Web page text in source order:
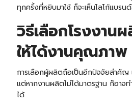
ทุกครั้งที่หยิบมาใช้ ก็จะเห็นโลโก้แบรน
วิธีเลือกโรงงาน
ให้ได้งานคุณภาพ
การเลือกผู้ผลิตถือเป็นอีกปัจจัยสำคัญ
แต่หากงานผลิตไม่ได้มาตรฐาน ก็อาจ
ได้